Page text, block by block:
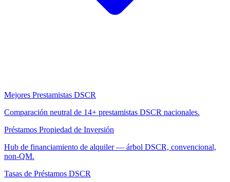
Mejores Prestamistas DSCR
Comparación neutral de 14+ prestamistas DSCR nacionales.
Préstamos Propiedad de Inversión
Hub de financiamiento de alquiler — árbol DSCR, convencional,
non-QM.
Tasas de Préstamos DSCR